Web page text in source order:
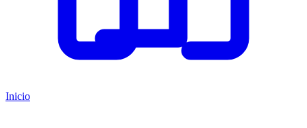
Inicio